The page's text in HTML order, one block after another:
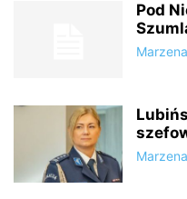
Pod
Marzena
Marzena